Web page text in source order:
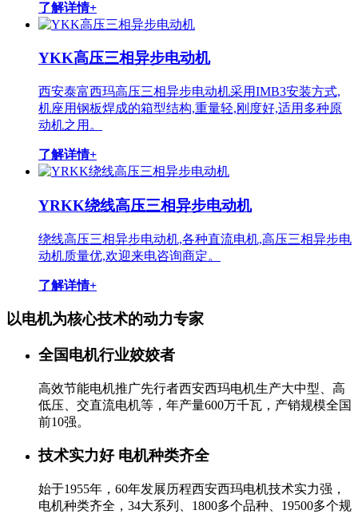
了解详情+
YKK高压三相异步电动机
西安泰富西玛高压三相异步电动机采用IMB3安装方式,
机座用钢板焊成的箱型结构,重量轻,刚度好,适用多种原
动机之用。
了解详情+
YRKK绕线高压三相异步电动机
绕线高压三相异步电动机,各种直流电机,高压三相异步电
动机质量优,欢迎来电咨询商定。
了解详情+
以电机为核心技术的动力专家
全国电机行业姣姣者
高效节能电机推广先行者西安西玛电机生产大中型、高
低压、交直流电机等，年产量600万千瓦，产销规模全国
前10强。
技术实力好 电机种类齐全
始于1955年，60年发展历程西安西玛电机技术实力强，
电机种类齐全，34大系列、1800多个品种、19500多个规